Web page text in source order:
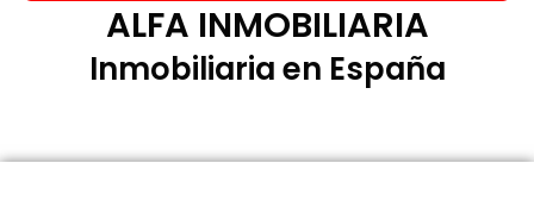
ALFA INMOBILIARIA
Inmobiliaria en España